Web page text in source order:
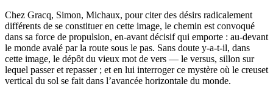
Chez Gracq, Simon, Michaux, pour citer des désirs radicalement
différents de se constituer en cette image, le chemin est convoqué
dans sa force de propulsion, en-avant décisif qui emporte : au-devant
le monde avalé par la route sous le pas. Sans doute y-a-t-il, dans
cette image, le dépôt du vieux mot de vers — le versus, sillon sur
lequel passer et repasser ; et en lui interroger ce mystère où le creuset
vertical du sol se fait dans l’avancée horizontale du monde.